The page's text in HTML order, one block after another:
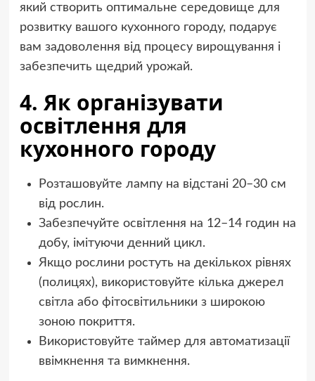
який створить оптимальне середовище для
розвитку вашого кухонного городу, подарує
вам задоволення від процесу вирощування і
забезпечить щедрий урожай.
4. Як організувати
освітлення для
кухонного городу
Розташовуйте лампу на відстані 20–30 см
від рослин.
Забезпечуйте освітлення на 12–14 годин на
добу, імітуючи денний цикл.
Якщо рослини ростуть на декількох рівнях
(полицях), використовуйте кілька джерел
світла або фітосвітильники з широкою
зоною покриття.
Використовуйте таймер для автоматизації
ввімкнення та вимкнення.